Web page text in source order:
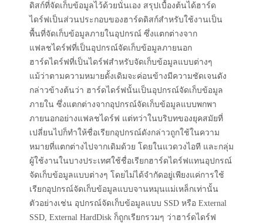
ดิสก์ที่จัดเก็บข้อมูลไว้ด้วยนั่นเอง สรุปเบื้องต้นได้ฮาร์ด
ไดร์ฟเป็นส่วนประกอบของฮาร์ดดิสก์สำหรับใช้งานเป็น
พื้นที่จัดเก็บข้อมูลภายในอุปกรณ์ ซึ่งแตกต่างจาก
แฟลชไดร์ฟที่เป็นอุปกรณ์จัดเก็บข้อมูลภายนอก
ฮาร์ดไดร์ฟที่เป็นไดร์ฟสำหรับจัดเก็บข้อมูลแบบต่างๆ
แม้ว่าตามความหมายดั้งเดิมจะค่อนข้างมีความชัดเจนดัง
กล่าวข้างต้นว่า ฮาร์ดไดร์ฟนั้นเป็นอุปกรณ์จัดเก็บข้อมูล
ภายใน ซึ่งแตกต่างจากอุปกรณ์จัดเก็บข้อมูลแบบพกพา
ภายนอกอย่างแฟลชไดร์ฟ แต่ทว่าในบริบทของยุคสมัยที่
เปลี่ยนไปก็ทำให้ชื่อเรียกอุปกรณ์ดังกล่าวถูกใช้ในความ
หมายที่แตกต่างไปจากเดิมด้วย โดยในแวดวงไอที และกลุ่ม
ผู้ใช้งานในบางประเทศใช้ชื่อเรียกฮาร์ดไดร์ฟแทนอุปกรณ์
จัดเก็บข้อมูลแบบต่างๆ โดยไม่ได้จำกัดอยู่เพียงแค่การใช้
เรียกอุปกรณ์จัดเก็บข้อมูลแบบจานหมุนแม่เหล็กเท่านั้น
ตัวอย่างเช่น อุปกรณ์จัดเก็บข้อมูลแบบ SSD หรือ External
SSD, External HardDisk ก็ถูกเรียกรวมๆ ว่าฮาร์ดไดร์ฟ